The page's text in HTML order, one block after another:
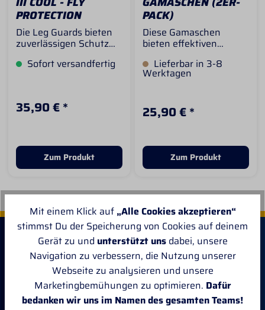
PROTECTION
Die Leg Guards bieten
zuverlässigen Schutz
Pferdebeine vor
Sonneneinstrahlung.
Besonders bei
Dasselfliegen helfen sie
dabei, das lästige
Aufstampfen der Pferde
und sorgen so für mehr
oder dem Paddock. Das
luftdurchlässige
Material gewährleistet
eine gute Belüftung,
während besonders
beanspruchte Bereiche
mit strapazierfähigem
Nylon verstärkt sind.
Vier stabile
Sofort versandfertig
35,90 € *
Zum Produkt
PACK)
Diese Gamaschen
bieten effektiven
Fliegen sowie intensiver
Sonneneinstrahlung.
96 % der UV-Strahlen
und sorgt so für mehr
warmen, sonnigen
Tagen. Dank des
leichten,
bleibt dein Pferd auch
geschützt. Die
praktischen
Klettverschlüsse
ermöglichen ein
schnelles Anlegen und
einen sicheren Halt.
Highlights auf einen
Blick: Effektiver Schutz
vor Fliegen und
Lieferbar in 3-8
Werktagen
25,90 € *
Zum Produkt
Mit einem Klick auf „Alle Cookies akzeptieren“
stimmst Du der Speicherung von Cookies auf deinem
Gerät zu und unterstützt unsdabei, unsere
Navigation zu verbessern, die Nutzung unserer
Webseite zu analysieren und unsere
Marketingbemühungen zu optimieren. Dafür
bedanken wir uns im Namen des gesamten Teams!